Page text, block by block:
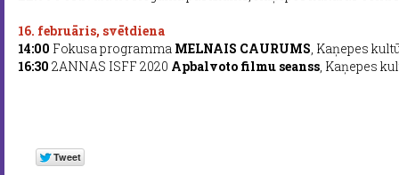
16. februāris, svētdiena
14:00 Fokusa programma MELNAIS CAURUMS, Kaņepes
16:30 2ANNAS ISFF 2020 Apbalvoto filmu seanss, Kaņepes